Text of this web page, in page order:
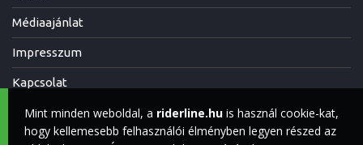
Médiaajánlat
Impresszum
Kapcsolat
Mint minden weboldal, a riderline.hu is használ cookie-kat,
hogy kellemesebb felhasználói élményben legyen részed az